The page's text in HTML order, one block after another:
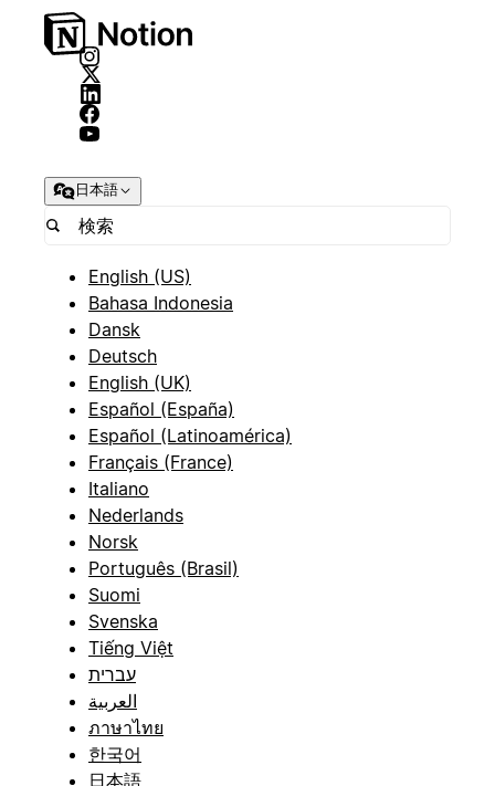
日本語
English (US)
Bahasa Indonesia
Dansk
Deutsch
English (UK)
Español (España)
Español (Latinoamérica)
Français (France)
Italiano
Nederlands
Norsk
Português (Brasil)
Suomi
Svenska
Tiếng Việt
עברית
العربية
ภาษาไทย
한국어
日本語